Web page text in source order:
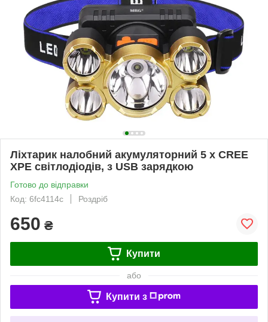
Ліхтарик налобний акумуляторний 5 х CREE
XPE світлодіодів, з USB зарядкою
Готово до відправки
Код: 6fc4114c
Роздріб
650 ₴
Купити
або
Купити з